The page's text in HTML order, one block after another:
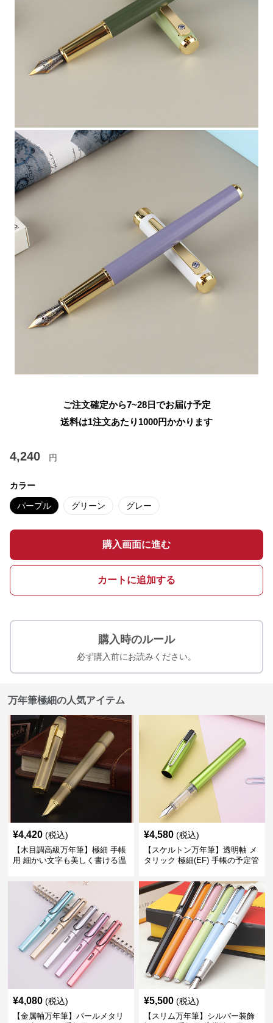
ご注文確定から7~28日でお届け予定
送料は1注文あたり 1000円かかります
4,240 円
カラー
パープル グリーン グレー
購入画面に進む
カートに追加する
購入時のルール
必ず購入前にお読みください。
万年筆極細の人気アイテム
¥4,420 (税込)
【木目調高級万年筆】極細 手帳
用 細かい文字も美しく書ける温
¥4,580 (税込)
【スケルトン万年筆】透明軸 メ
タリック 極細(EF) 手帳の予定管
デザイン
¥4,080 (税込)
【金属軸万年筆】パールメタリ
¥5,500 (税込)
【スリム万年筆】シルバー装飾